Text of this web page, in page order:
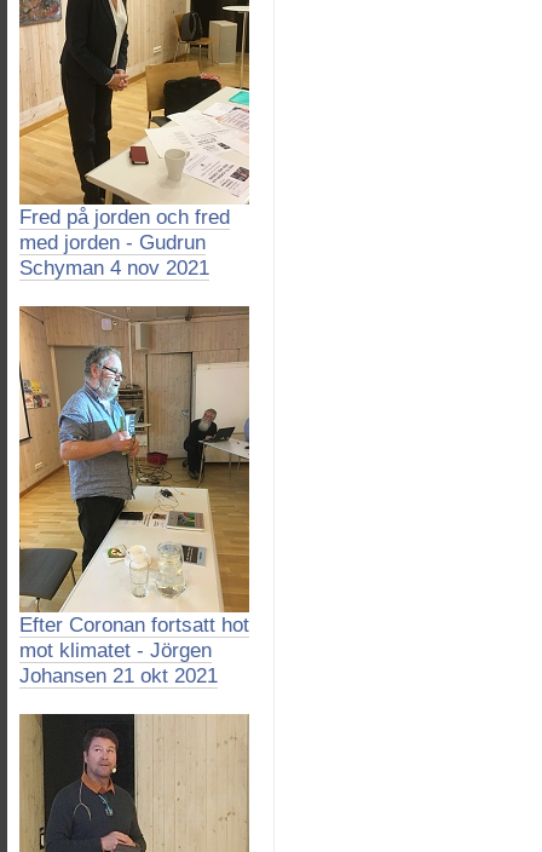
Fred på jorden och fred
med jorden - Gudrun
Schyman 4 nov 2021
Efter Coronan fortsatt hot
mot klimatet - Jörgen
Johansen 21 okt 2021